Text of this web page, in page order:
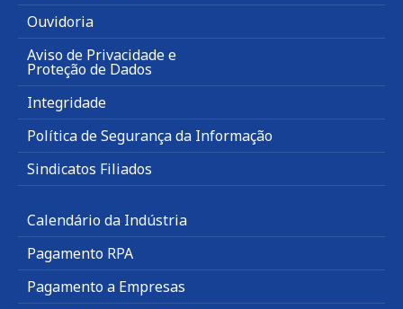
Ouvidoria
Aviso de Privacidade e
Proteção de Dados
Integridade
Política de Segurança da Informação
Sindicatos Filiados
Calendário da Indústria
Pagamento RPA
Pagamento a Empresas